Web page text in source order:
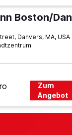
Danvers, MA, USA
Zum
Angebot